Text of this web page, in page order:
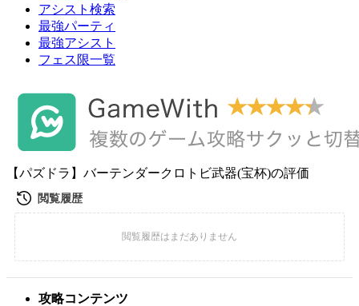
アシスト検索
最強パーティ
最強アシスト
フェス限一覧
【パズドラ】バーテンダークロトビ武器(宝杯)の評価
攻略コンテンツ